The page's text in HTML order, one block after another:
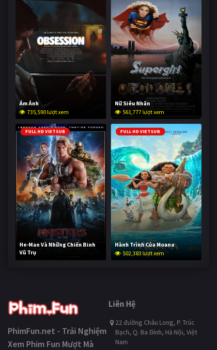
Ám Ảnh
735,590 lượt xem
Nữ Siêu Nhân
561,777 lượt xem
FULL HD VIETSUB
He-Man Và Những Chiến Binh
Vũ Trụ
252,249 lượt xem
FULL HD VIETSUB
Hành Trình Của Moana
502,383 lượt xem
PhimFun.net - Trải Nghiệm
Xem Phim Fun Mượt Mà
Liên Hệ
22 đường Châu Long, P. Trúc
Bạch, Q. Ba Đình, Hà Nội, Việt
Nam